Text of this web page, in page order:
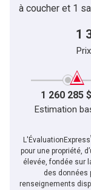
à coucher et 1
1
1 260 285 $
Estimation
L'ÉvaluationExpress
pour une propriété,
élevée, fondée sur
des données
renseignements